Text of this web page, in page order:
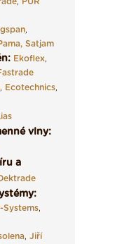
,
Satjam
Ekoflex,
, Ecotechnics,
vlny:
a
Systems,
, Jiří